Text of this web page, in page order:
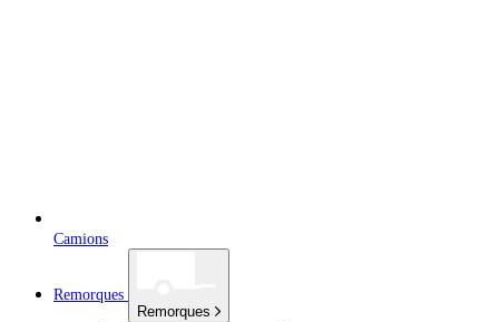
Camions
Remorques
Remorques